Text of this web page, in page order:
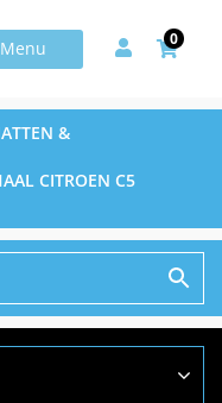
0
&
CITROEN C5